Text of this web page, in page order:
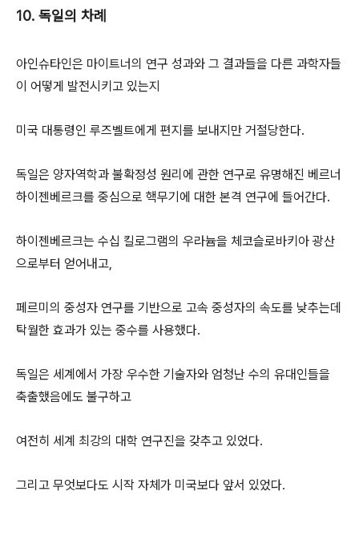
10. 독일의 차례
아인슈타인은 마이트너의 연구 성과와 그 결과들을 다른 과학자들
이 어떻게 발전시키고 있는지
미국 대통령인 루즈벨트에게 편지를 보내지만 거절당한다.
독일은 양자역학과 불확정성 원리에 관한 연구로 유명해진 베르너
하이젠베르크를 중심으로 핵무기에 대한 본격 연구에 들어간다.
하이젠베르크는 수십 킬로그램의 우라늄을 체코슬로바키아 광산
으로부터 얻어내고,
페르미의 중성자 연구를 기반으로 고속 중성자의 속도를 낮추는데
탁월한 효과가 있는 중수를 사용했다.
독일은 세계에서 가장 우수한 기술자와 엄청난 수의 유대인들을
축출했음에도 불구하고
여전히 세계 최강의 대학 연구진을 갖추고 있었다.
그리고 무엇보다도 시작 자체가 미국보다 앞서 있었다.